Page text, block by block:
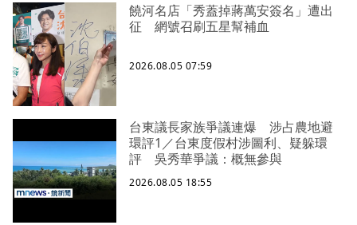
饒河名店「秀蓋掉蔣萬安簽名」遭出
征 網號召刷五星幫補血
2026.08.05 07:59
台東議長家族爭議連爆 涉占農地避
環評1／台東度假村涉圖利、疑躲環
評 吳秀華爭議：概無參與
2026.08.05 18:55